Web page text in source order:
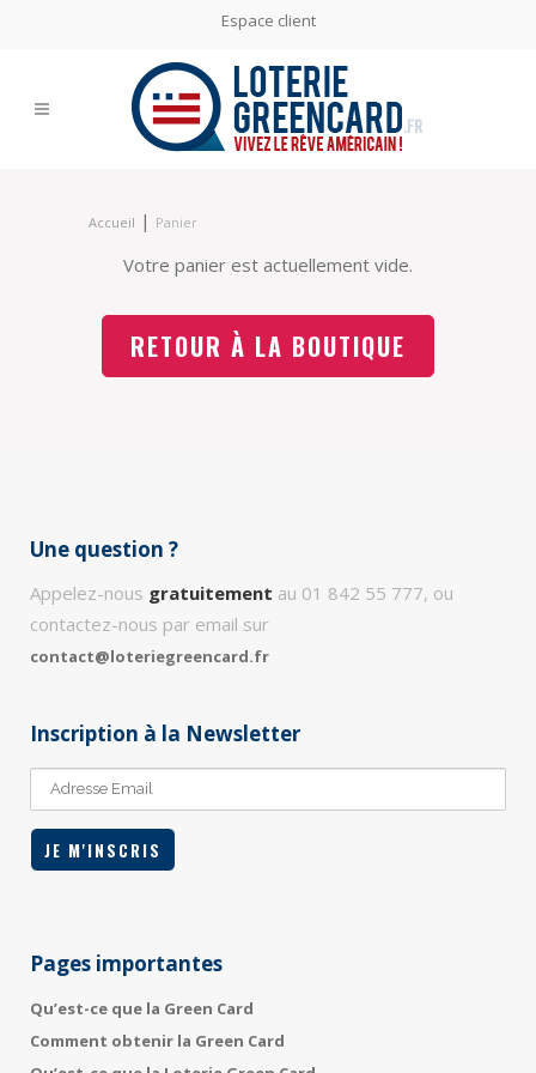
Espace client
Accueil | Panier
Votre panier est actuellement vide.
RETOUR À LA BOUTIQUE
Une question ?
Appelez-nous gratuitement au 01 842 55 777, ou
contactez-nous par email sur
contact@loteriegreencard.fr
Inscription à la Newsletter
Pages importantes
Qu’est-ce que la Green Card
Comment obtenir la Green Card